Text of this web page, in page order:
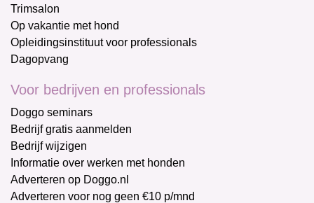
Trimsalon
Op vakantie met hond
Opleidingsinstituut voor professionals
Dagopvang
Voor bedrijven en professionals
Doggo seminars
Bedrijf gratis aanmelden
Bedrijf wijzigen
Informatie over werken met honden
Adverteren op Doggo.nl
Adverteren voor nog geen €10 p/mnd